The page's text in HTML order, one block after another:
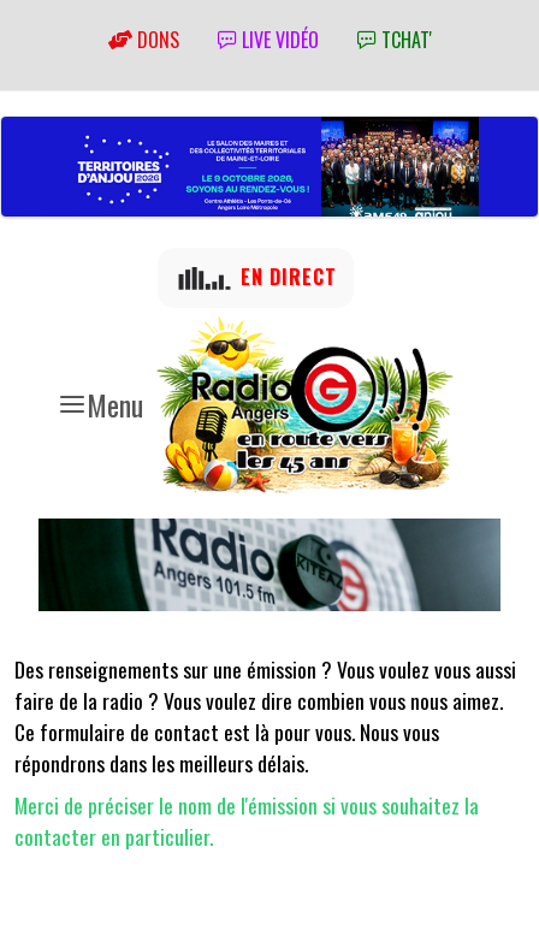
DONS LIVE VIDÉO TCHAT'
Menu
EN DIRECT
Des renseignements sur une émission ? Vous voulez vous aussi
faire de la radio ? Vous voulez dire combien vous nous aimez.
Ce formulaire de contact est là pour vous. Nous vous
répondrons dans les meilleurs délais.
Merci de préciser le nom de l'émission si vous souhaitez la
contacter en particulier.